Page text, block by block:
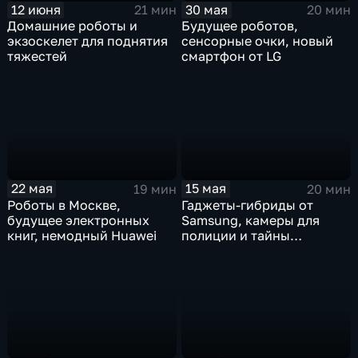
12 июня
21 мин
Домашние роботы и
экзоскелет для поднятия
тяжестей
30 мая
20 мин
Будущее роботов,
сенсорные очки, новый
смартфон от LG
22 мая
19 мин
Роботы в Москве,
будущее электронных
книг, немодный Huawei
15 мая
20 мин
Гаджеты-гибриды от
Samsung, камеры для
полиции и тайны